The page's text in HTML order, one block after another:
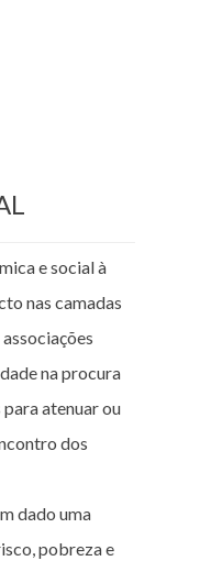
e social à
nas camadas
na procura
atenuar ou
dos
dado uma
pobreza e